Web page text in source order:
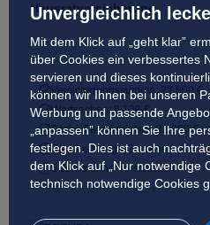
Unvergleichlich
Mit dem Klick auf „geht klar”
über Cookies ein verbessertes
servieren und dieses
können wir Ihnen bei unseren
Werbung und passende
„anpassen” können Sie Ihre
festlegen. Dies ist auch
dem Klick auf „Nur notwendige
technisch notwendige Cookies
Hausratversicherung
Versicherungssumme: 22.800 €
Wertsachen: 9.120 €
Grobe Fahrlässigkeit: 22.800 €
Best-Leistungs-Garantie
5 Jahre ohne Vorschaden